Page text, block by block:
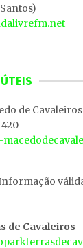
de Cavaleiros
de Cavaleiros